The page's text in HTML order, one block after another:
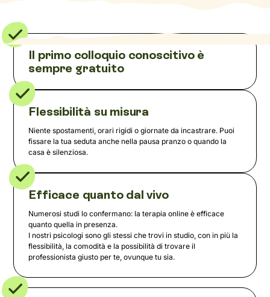
Il primo colloquio conoscitivo è
sempre gratuito
Flessibilità su misura
Niente spostamenti, orari rigidi o giornate da incastrare. Puoi
fissare la tua seduta anche nella pausa pranzo o quando la
casa è silenziosa.
Efficace quanto dal vivo
Numerosi studi lo confermano: la terapia online è efficace
quanto quella in presenza.
I nostri psicologi sono gli stessi che trovi in studio, con in più la
flessibilità, la comodità e la possibilità di trovare il
professionista giusto per te, ovunque tu sia.